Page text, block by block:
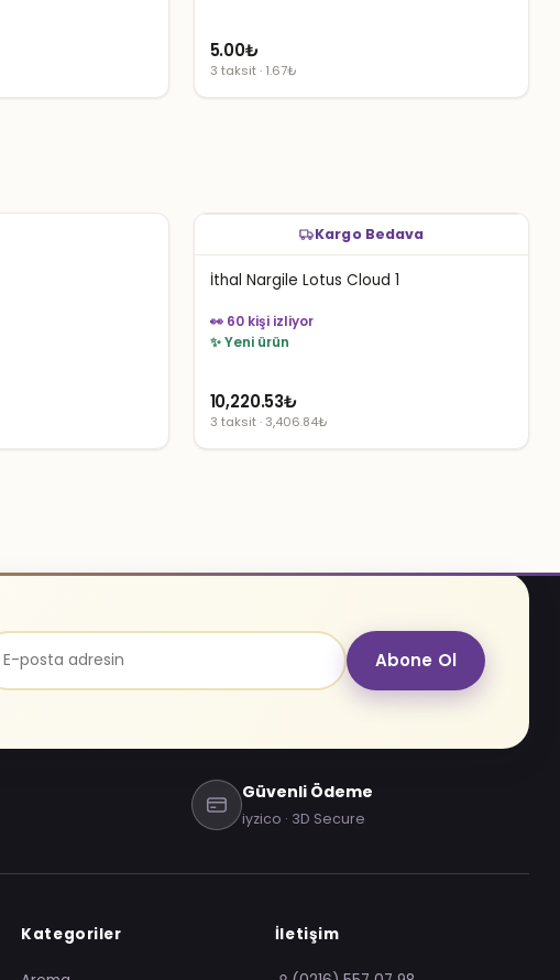
5.00₺
3 taksit · 1.67₺
Kargo Bedava
İthal Nargile Lotus Cloud 1
👀 60 kişi izliyor
✨ Yeni ürün
10,220.53₺
3 taksit · 3,406.84₺
Abone Ol
Güvenli Ödeme
iyzico · 3D Secure
Kategoriler İletişim